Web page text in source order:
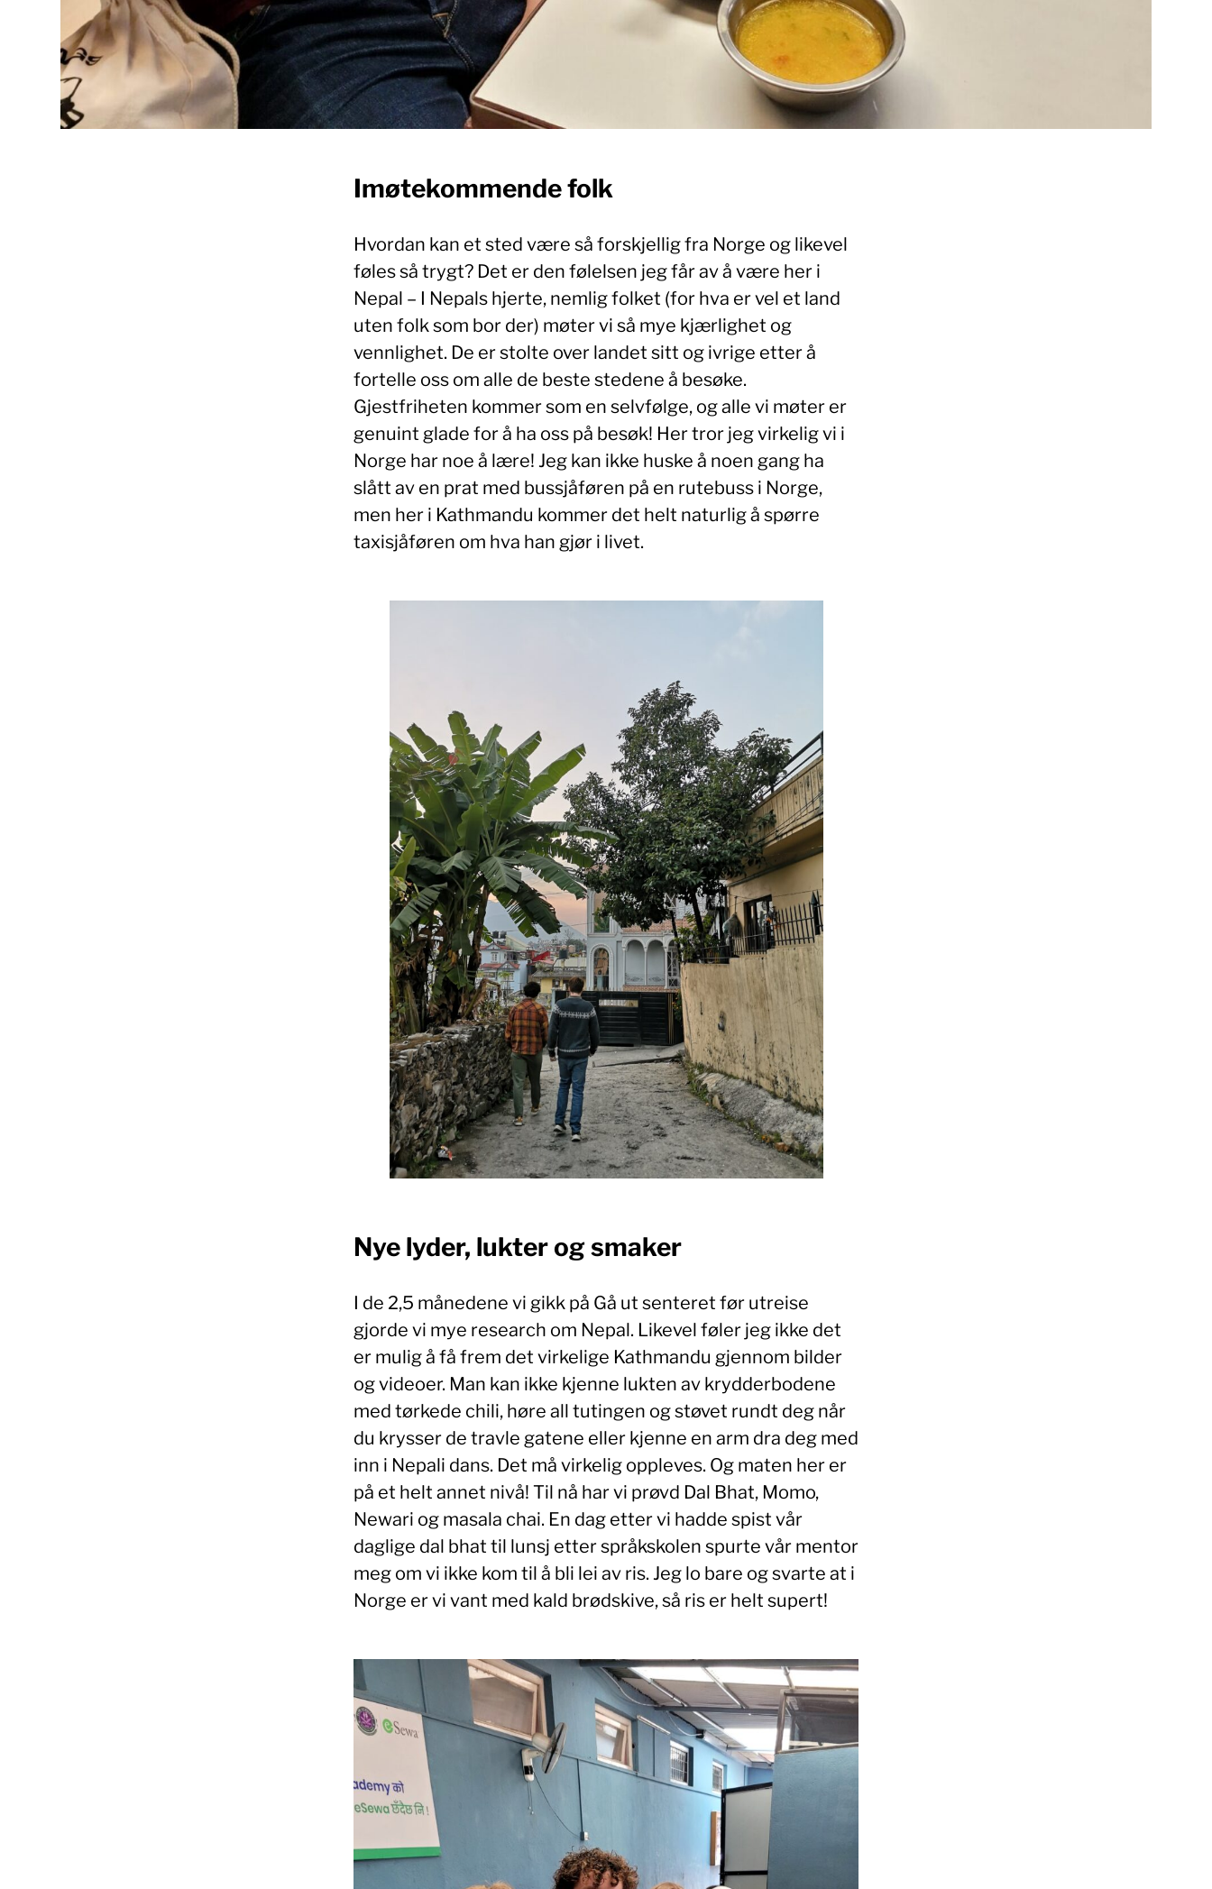
Imøtekommende folk
Hvordan kan et sted være så forskjellig fra Norge og likevel
føles så trygt? Det er den følelsen jeg får av å være her i
Nepal – I Nepals hjerte, nemlig folket (for hva er vel et land
uten folk som bor der) møter vi så mye kjærlighet og
vennlighet. De er stolte over landet sitt og ivrige etter å
fortelle oss om alle de beste stedene å besøke.
Gjestfriheten kommer som en selvfølge, og alle vi møter er
genuint glade for å ha oss på besøk! Her tror jeg virkelig vi i
Norge har noe å lære! Jeg kan ikke huske å noen gang ha
slått av en prat med bussjåføren på en rutebuss i Norge,
men her i Kathmandu kommer det helt naturlig å spørre
taxisjåføren om hva han gjør i livet.
Nye lyder, lukter og smaker
I de 2,5 månedene vi gikk på Gå ut senteret før utreise
gjorde vi mye research om Nepal. Likevel føler jeg ikke det
er mulig å få frem det virkelige Kathmandu gjennom bilder
og videoer. Man kan ikke kjenne lukten av krydderbodene
med tørkede chili, høre all tutingen og støvet rundt deg når
du krysser de travle gatene eller kjenne en arm dra deg med
inn i Nepali dans. Det må virkelig oppleves. Og maten her er
på et helt annet nivå! Til nå har vi prøvd Dal Bhat, Momo,
Newari og masala chai. En dag etter vi hadde spist vår
daglige dal bhat til lunsj etter språkskolen spurte vår mentor
meg om vi ikke kom til å bli lei av ris. Jeg lo bare og svarte at i
Norge er vi vant med kald brødskive, så ris er helt supert!